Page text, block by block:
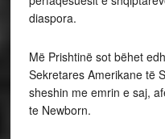
diaspora.
Më Prishtinë sot bëhet
Sekretares Amerikane të
sheshin me emrin e saj,
te Newborn.